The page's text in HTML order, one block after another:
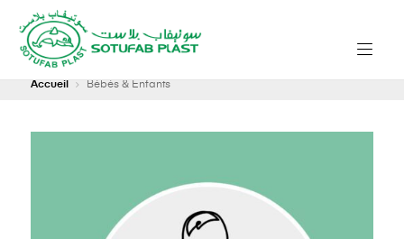
Accueil Bébés & Enfants